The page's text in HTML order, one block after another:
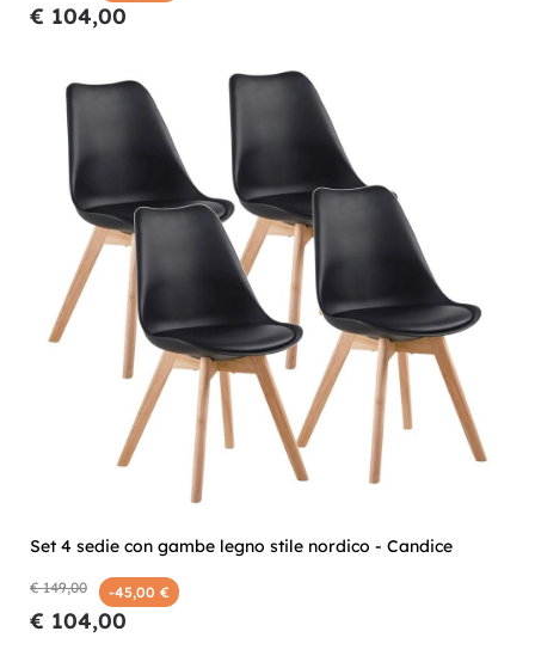
€ 104,00
Set 4 sedie con gambe legno stile nordico - Candice
€ 149,00 -45,00 €
€ 104,00